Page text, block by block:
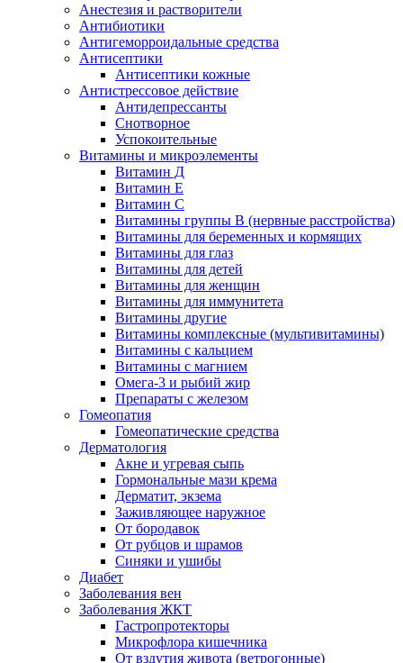
Анестезия и растворители
Антибиотики
Антигеморроидальные средства
Антисептики
Антисептики кожные
Антистрессовое действие
Антидепрессанты
Снотворное
Успокоительные
Витамины и микроэлементы
Витамин Д
Витамин Е
Витамин С
Витамины группы В (нервные расстройства)
Витамины для беременных и кормящих
Витамины для глаз
Витамины для детей
Витамины для женщин
Витамины для иммунитета
Витамины другие
Витамины комплексные (мультивитамины)
Витамины с кальцием
Витамины с магнием
Омега-3 и рыбий жир
Препараты с железом
Гомеопатия
Гомеопатические средства
Дерматология
Акне и угревая сыпь
Гормональные мази крема
Дерматит, экзема
Заживляющее наружное
От бородавок
От рубцов и шрамов
Синяки и ушибы
Диабет
Заболевания вен
Заболевания ЖКТ
Гастропротекторы
Микрофлора кишечника
От вздутия живота (ветрогонные)